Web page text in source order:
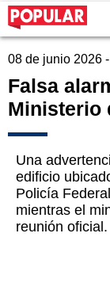
08 de junio 2026
Falsa
Ministerio
Una
edificio
Policía
mientras el
reunión oficial.